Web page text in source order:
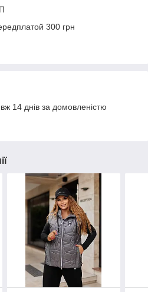
300 грн
14 днів за домовленістю